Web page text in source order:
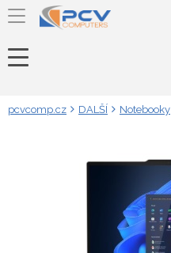
pcvcomp.cz DALŠÍ Notebooky